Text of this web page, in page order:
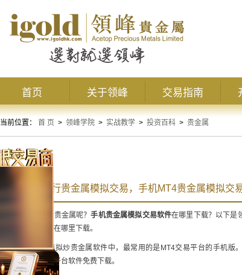
首页 关于领峰 交易指南
当前位置： 首 页 > 领峰学院 > 实战教学 > 投资百科 > 贵金属
贵金属
手机如何进行贵金属模拟交易，手机MT4贵金属模拟交
手机用户如何炒贵金属呢？手机贵金属模拟交易软件在哪里下载？以下是
属模拟交易软件在哪里下载。
目前手机上的模拟炒贵金属软件中，最常用的是MT4交易平台的手机版
MT4手机版交易平台软件免费下载。